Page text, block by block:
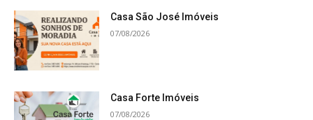
Casa São José Imóveis
07/08/2026
Casa Forte Imóveis
07/08/2026